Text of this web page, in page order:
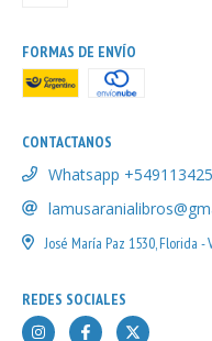
FORMAS DE ENVÍO
CONTACTANOS
Whatsapp
José María Paz 1530, Florida
REDES SOCIALES